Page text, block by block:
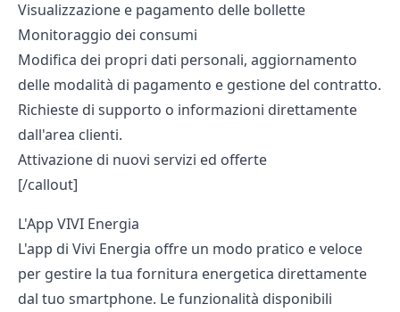
Visualizzazione e pagamento delle bollette
Monitoraggio dei consumi
Modifica dei propri dati personali, aggiornamento
delle modalità di pagamento e gestione del contratto.
Richieste di supporto o informazioni direttamente
dall'area clienti.
Attivazione di nuovi servizi ed offerte
[/callout]
L'App VIVI Energia
L'app di Vivi Energia offre un modo pratico e veloce
per gestire la tua fornitura energetica direttamente
dal tuo smartphone. Le funzionalità disponibili